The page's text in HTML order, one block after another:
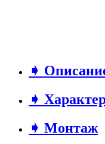
➧
➧
➧ Монтаж